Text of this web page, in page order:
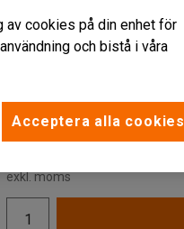
Sviktande sits
Högtryckslaminat
exkl. moms
av cookies på din enhet för
och bistå i våra
Acceptera alla cookies